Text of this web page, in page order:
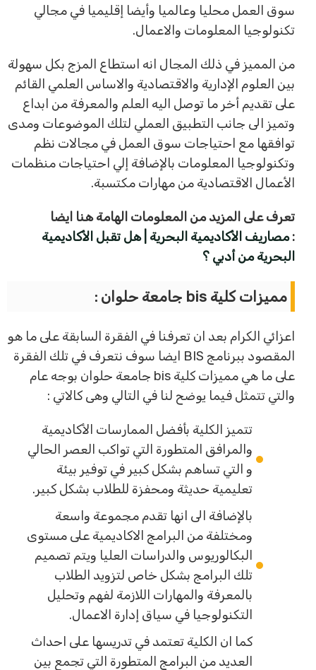
سوق العمل محليا وعالميا وأيضا إقليميا في مجالي
تكنولوجيا المعلومات والاعمال.
من المميز في ذلك المجال انه استطاع المزج بكل سهولة
بين العلوم الإدارية والاقتصادية والاساس العلمي القائم
على تقديم أخر ما توصل اليه العلم والمعرفة من ابداع
وتميز الى جانب التطبيق العملي لتلك الموضوعات ومدى
توافقها مع احتياجات سوق العمل في مجالات نظم
وتكنولوجيا المعلومات بالإضافة إلي احتياجات منظمات
الأعمال الاقتصادية من مهارات مكتسبة.
تعرف على المزيد من المعلومات الهامة هنا ايضا
مصاريف الأكاديمية البحرية | هل تقبل الأكاديمية
البحرية من أدبي ؟
مميزات كلية bis جامعة حلوان :
اعزائي الكرام بعد ان تعرفنا في الفقرة السابقة على ما هو
المقصود ببرنامج BIS ايضا سوف نتعرف في تلك الفقرة
على ما هي مميزات كلية bis جامعة حلوان بوجه عام
والتي تتمثل فيما يوضح لنا في التالي وهى كالاتي :
تتميز الكلية بأفضل الممارسات الأكاديمية
والمرافق المتطورة التي تواكب العصر الحالي
و التي تساهم بشكل كبير في توفير بيئة
تعليمية حديثة ومحفزة للطلاب بشكل كبير.
بالإضافة الى انها تقدم مجموعة واسعة
ومختلفة من البرامج الاكاديمية على مستوى
البكالوريوس والدراسات العليا ويتم تصميم
تلك البرامج بشكل خاص لتزويد الطلاب
بالمعرفة والمهارات اللازمة لفهم وتحليل
التكنولوجيا في سياق إدارة الاعمال.
كما ان الكلية تعتمد في تدريسها على احداث
العديد من البرامج المتطورة التي تجمع بين